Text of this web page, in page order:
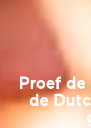
Proef de
de